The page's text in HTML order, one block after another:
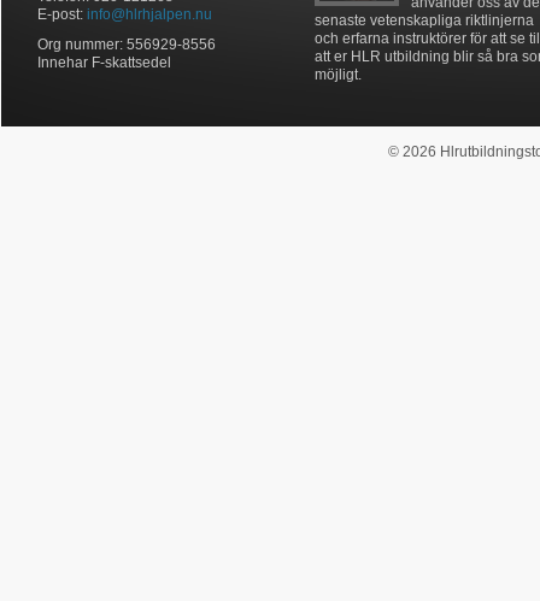
E-post: info@hlrhjalpen.nu
Org nummer: 556929-8556
Innehar F-skattsedel
senaste vetenskapliga riktlinjerna
och erfarna instruktörer för att se
att er HLR utbildning blir så bra
möjligt.
© 2026